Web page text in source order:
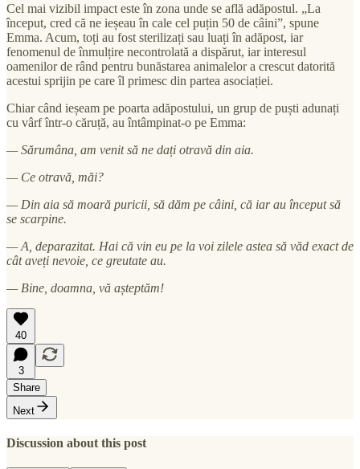
Cel mai vizibil impact este în zona unde se află adăpostul. „La
început, cred că ne ieșeau în cale cel puțin 50 de câini”, spune
Emma. Acum, toți au fost sterilizați sau luați în adăpost, iar
fenomenul de înmulțire necontrolată a dispărut, iar interesul
oamenilor de rând pentru bunăstarea animalelor a crescut datorită
acestui sprijin pe care îl primesc din partea asociației.
Chiar când ieșeam pe poarta adăpostului, un grup de puști adunați
cu vârf într-o căruță, au întâmpinat-o pe Emma:
— Sărumâna, am venit să ne dați otravă din aia.
— Ce otravă, măi?
— Din aia să moară puricii, să dăm pe câini, că iar au început să
se scarpine.
— A, deparazitat. Hai că vin eu pe la voi zilele astea să văd exact de
cât aveți nevoie, ce greutate au.
— Bine, doamna, vă așteptăm!
40
3
Share
Next
Discussion about this post